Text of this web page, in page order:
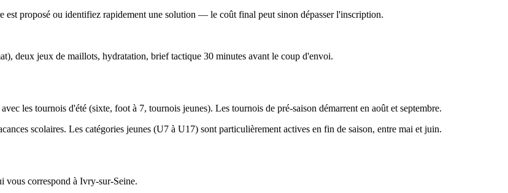
est proposé ou identifiez rapidement une solution — le coût final peut sinon dépasser l'inscription.
deux jeux de maillots, hydratation, brief tactique 30 minutes avant le coup d'envoi.
les tournois d'été (sixte, foot à 7, tournois jeunes). Les tournois de pré-saison démarrent en août et septembre.
scolaires. Les catégories jeunes (U7 à U17) sont particulièrement actives en fin de saison, entre mai et juin.
vous correspond à Ivry-sur-Seine.